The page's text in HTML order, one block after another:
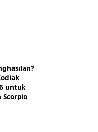
untuk
Scorpio